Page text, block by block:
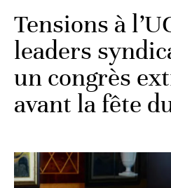
Tensions à
leaders
un congrès
avant la fête